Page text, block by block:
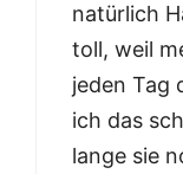
natürlich
toll, weil
jeden Tag
ich das
lange sie